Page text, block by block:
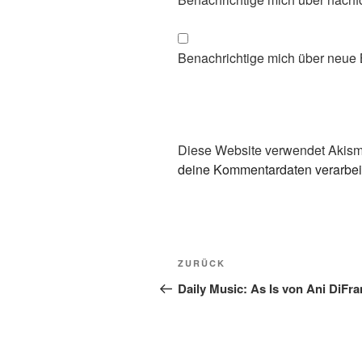
Benachrichtige mich über
Diese Website verwendet
deine Kommentardaten
Beitragsnavigation
Vorheriger
Beitrag
ZURÜCK
Daily Music: As Is von Ani